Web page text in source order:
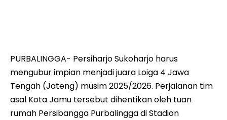
PURBALINGGA- Persiharjo Sukoharjo harus
mengubur impian menjadi juara Loiga 4 Jawa
Tengah (Jateng) musim 2025/2026. Perjalanan tim
asal Kota Jamu tersebut dihentikan oleh tuan
rumah Persibangga Purbalingga di Stadion